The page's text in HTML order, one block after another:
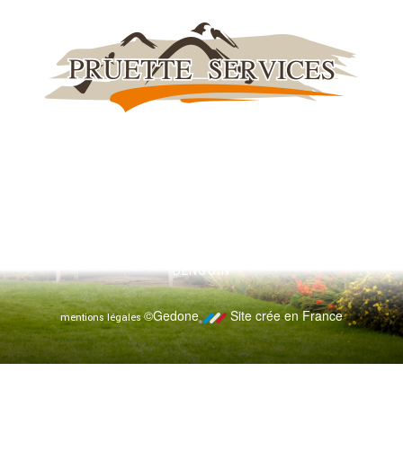
DENGUIN
mentions légales©Gedone Site crée en France